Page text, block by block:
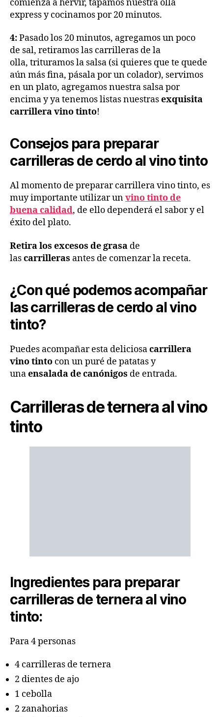
comienza a hervir, tapamos nuestra olla
express y cocinamos por 20 minutos.
4:Pasado los 20 minutos, agregamos un poco
de sal, retiramos las carrilleras de la
olla, trituramos la salsa (si quieres que te quede
aún más fina, pásala por un colador), servimos
en un plato, agregamos nuestra salsa por
encima y ya tenemos listas nuestrasexquisita
carrillera vino tinto!
Consejos para preparar
carrilleras de cerdo al vino tinto
Al momento de preparar carrillera vino tinto, es
muy importante utilizar unvino tinto de
buena calidad, de ello dependerá el sabor y el
éxito del plato.
Retira los excesos de grasa de
lascarrilleras antes de comenzar la receta.
¿Con qué podemos acompañar
las carrilleras de cerdo al vino
tinto?
Puedes acompañar esta deliciosacarrillera
vino tinto con un puré de patatas y
unaensalada de canónigos de entrada.
Carrilleras de ternera al vino
tinto
Ingredientes para preparar
carrilleras de ternera al vino
tinto:
Para 4 personas
4 carrilleras de ternera
2 dientes de ajo
1 cebolla
2 zanahorias